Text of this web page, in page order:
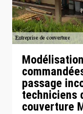
passage
techniciens
couverture